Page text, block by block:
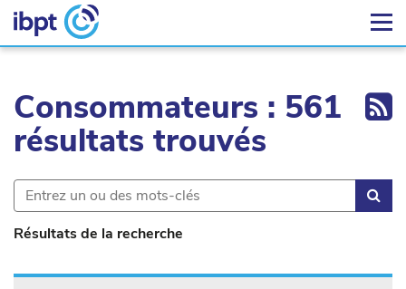
Consommateurs : 561
résultats trouvés
Résultats de la recherche